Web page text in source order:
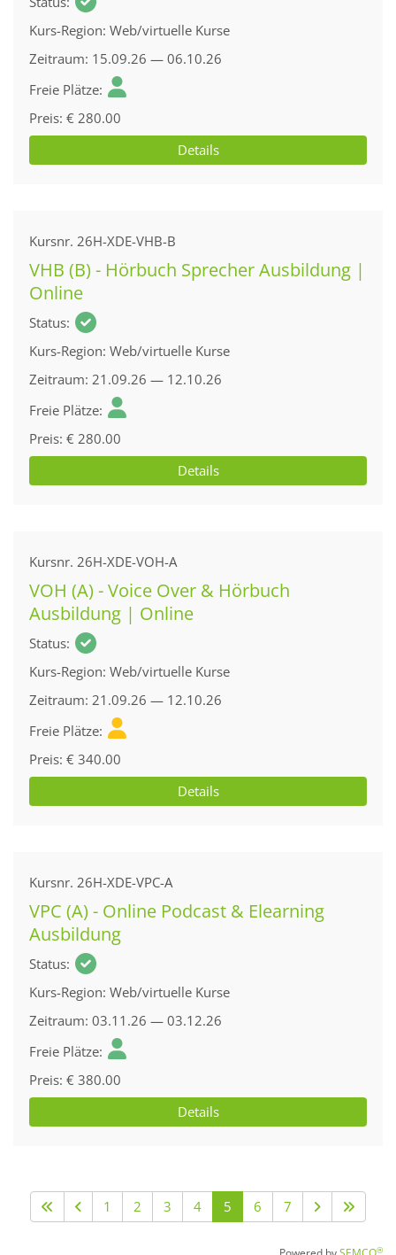
Kurs-Region Web/virtuelle Kurse
Zeitraum 15.09.26 — 06.10.26
Freie Plätze
Preis € 280.00
Details
Kursnr. 26H-XDE-VHB-B
VHB (B) - Hörbuch Sprecher Ausbildung |
Online
Status
Kurs-Region Web/virtuelle Kurse
Zeitraum 21.09.26 — 12.10.26
Freie Plätze
Preis € 280.00
Details
Kursnr. 26H-XDE-VOH-A
VOH (A) - Voice Over & Hörbuch
Ausbildung | Online
Status
Kurs-Region Web/virtuelle Kurse
Zeitraum 21.09.26 — 12.10.26
Freie Plätze
Preis € 340.00
Details
Kursnr. 26H-XDE-VPC-A
VPC (A) - Online Podcast & Elearning
Ausbildung
Status
Kurs-Region Web/virtuelle Kurse
Zeitraum 03.11.26 — 03.12.26
Freie Plätze
Preis € 380.00
Details
1 2 3 4 5 6 7
®